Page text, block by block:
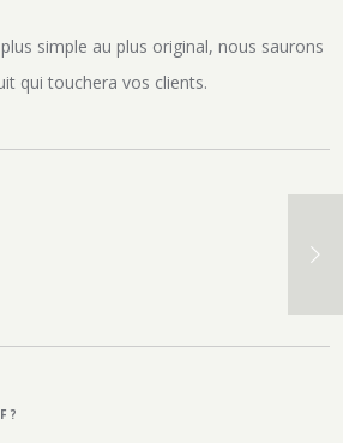
simple au plus original, nous saurons
qui touchera vos clients.
?